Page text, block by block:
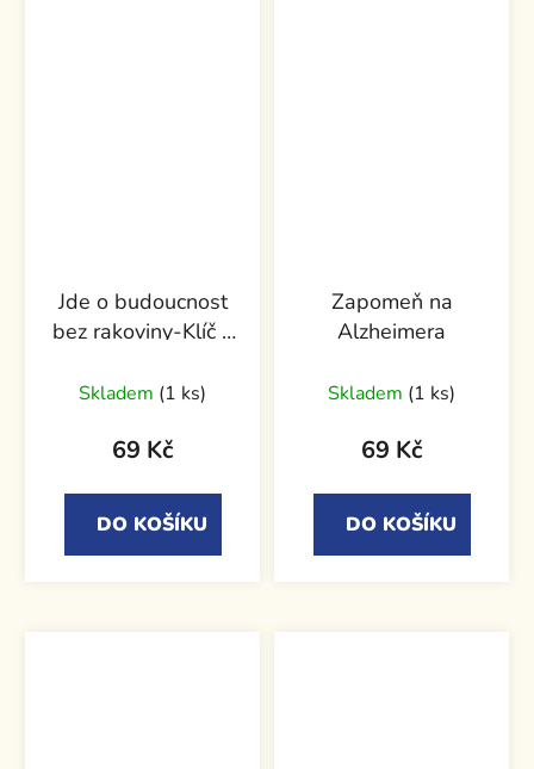
Jde o budoucnost
bez rakoviny-Klíč k
Skladem (1 ks)
69 Kč
DO KOŠÍKU
Zapomeň na
Alzheimera
Skladem (1 ks)
69 Kč
DO KOŠÍKU